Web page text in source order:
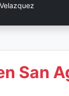
San